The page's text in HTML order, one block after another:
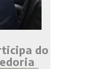
do